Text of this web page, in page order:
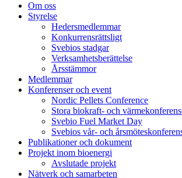
Om oss
Styrelse
Hedersmedlemmar
Konkurrensrättsligt
Svebios stadgar
Verksamhetsberättelse
Årsstämmor
Medlemmar
Konferenser och event
Nordic Pellets Conference
Stora biokraft- och
Svebio Fuel Market Day
Svebios vår- och
Publikationer och dokument
Projekt inom bioenergi
Avslutade projekt
Nätverk och samarbeten